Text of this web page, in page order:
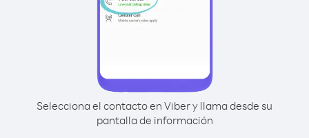
Selecciona el contacto en Viber y llama desde su
pantalla de información